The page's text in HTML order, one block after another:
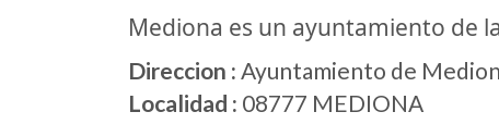
Mediona es un ayuntamiento de
Direccion : Ayuntamiento de
Localidad : 08777 MEDIONA